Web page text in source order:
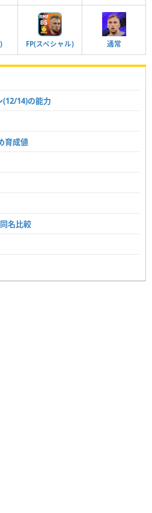
FP(スペシャル) 通常
(12/14)の能力
育成値
名比較